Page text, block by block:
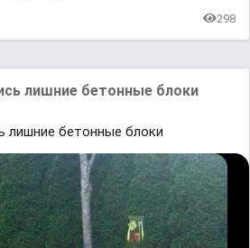
298
лишние бетонные блоки
лишние бетонные блоки